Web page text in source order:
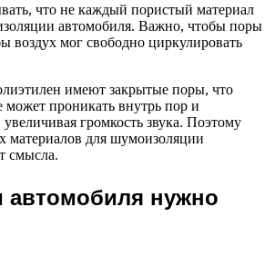
что не каждый пористый материал
автомобиля. Важно, чтобы поры
воздух мог свободно циркулировать
имеют закрытые поры, что
может проникать внутрь пор и
увеличивая громкость звука. Поэтому
материалов для шумоизоляции
смысла.
автомобиля нужно